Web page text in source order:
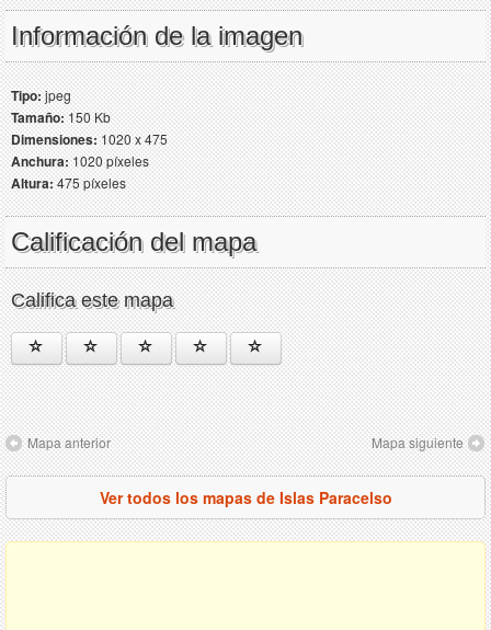
Información de la imagen
Tipo:jpeg
Tamaño:150 Kb
Dimensiones:1020 x 475
Anchura:1020 píxeles
Altura:475 píxeles
Calificación del mapa
Califica este mapa
Mapa anterior Mapa siguiente
Ver todos los mapas de Islas Paracelso